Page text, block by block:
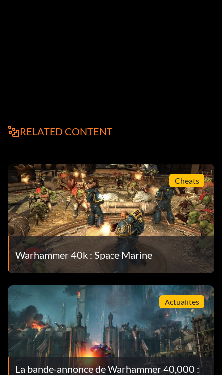
RELATED CONTENT
Cheats
Warhammer 40k : Space Marine
Actualités
La bande-annonce de Warhammer 40,000 :